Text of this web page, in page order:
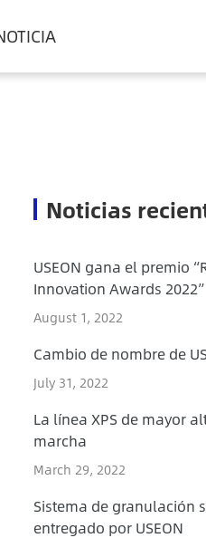
Noticias
USEON gana el premio
Innovation Awards 2022”
August 1, 2022
Cambio de nombre de
July 31, 2022
La línea XPS de mayor
marcha
March 29, 2022
Sistema de granulación
entregado por USEON